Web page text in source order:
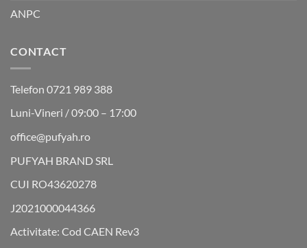
ANPC
CONTACT
Telefon 0721 989 388
Luni-Vineri / 09:00 – 17:00
office@pufyah.ro
PUFYAH BRAND SRL
CUI RO43620278
J2021000044366
Activitate: Cod CAEN Rev3